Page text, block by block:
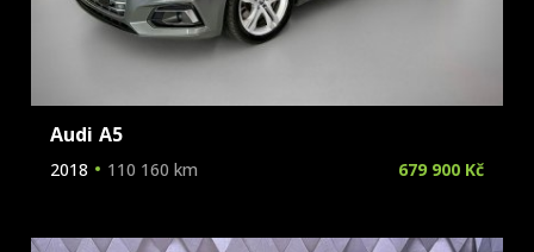
Audi A5
2018 110 160 km 679 900 Kč